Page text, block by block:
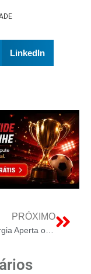
LinkedIn
PRÓXIMO